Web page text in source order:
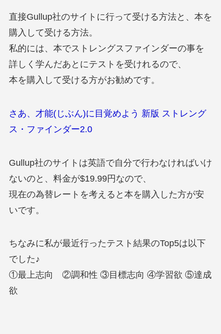
直接Gullup社のサイトに行って受ける方法と、本を
購入して受ける方法。
私的には、本でストレングスファインダーの事を
詳しく学んだあとにテストを受けれるので、
本を購入して受ける方がお勧めです。
さあ、才能(じぶん)に目覚めよう 新版 ストレング
ス・ファインダー2.0
Gullup社のサイトは英語で自分で行わなければいけ
ないのと、料金が$19.99円なので、
現在の為替レートを考えると本を購入した方が安
いです。
ちなみに私が最近行ったテスト結果のTop5は以下
でした♪
①最上志向 ②調和性 ③目標志向 ④学習欲 ⑤達成
欲